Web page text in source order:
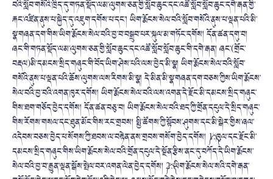
བའི་སློབ་གསོའི་ཁྲིད་དུ་གཏན་སྡོད་ལམ་ལུགས་ཅན་གྱི་སློབ་ཆུང་དང་འཚོ་སློབ་སློབ་ཆུང་དགེ་རྒན་གྱི་
རྐང་འཛིན་ནུས་པ་སྐྱེད་དུ་འཇུག་དགོས་པ་དང་། ཡིག་རྨོངས་སེལ་བའི་སློབ་གསོའི་ནུས་པ་ལྡན་པའི་མི་
སྣ་གཞན་དག་གིས་ཡིག་རྨོངས་སེལ་བའི་བྱ་བ་བསྒྲུབ་པར་སྐུལ་མ་གཏོང་དགོས། དོན་ཚན་དགུ་བ།
ཞང་གི་གཏན་སྡོད་ལམ་ལུགས་ཅན་གྱི་སློབ་ཆུང་དང་འཚོ་སློབ་སློབ་ཆུང་གི་དགེ་རྒན། ཞང་(གྲོང་
བརྡལ)མི་དམངས་སྲིད་གཞུང་གི་བོད་ཡིག་ཤེས་པའི་ལས་བྱེད་མི་སྣ། ཡིག་རྨོངས་སེལ་བའི་སློབ་
གསོའི་ནུས་པ་ལྡན་པའི་ཆོས་ལུགས་ལས་རིགས་མི་སྣ། དེ་མིན་མི་སྣ་གཞན་དག་བཅས་ཀྱིས་ཡིག་རྨོངས་
སེལ་བའི་བྱ་བའི་འགན་ཁུར་དགོས། ཡིག་རྨོངས་སེལ་བའི་ལས་འགན་དེ་རྫོང་མི་དམངས་སྲིད་གཞུང་
གིས་ཐག་གཅོད་བྱེད་དགོས། དོན་ཚན་བཅུ་བ། ཡིག་རྨོངས་སེལ་བའི་ཐད་ཀྱི་གྲོན་དངུལ་དེ་སྲིད་གཞུང་
གིས་རོགས་གསལ་དང་ཐུན་མོང་གིས་རང་གྲབས། སྤྱི་ཚོགས་ཀྱི་སྟོབས་ཤུགས་དང་མི་སྒེར་གྱིས་ཞལ་
འདེབས་བཅས་བྱེད་པ་སོགས་ཀྱི་ཐབས་ལ་བརྟེན་ནས་གྲབས་གསོག་བྱེད་དགོས། ༼1.༽ཁུལ་དང་རྫོང་མི་
དམངས་སྲིད་གཞུང་གིས་ཡིག་རྨོངས་སེལ་བའི་གྲོན་དངུལ་དེ་སྔོན་རྩིས་ནང་དུ་བཀོད་དེ་ཡིག་རྨོངས་
སེལ་བའི་བྱ་བ་རྒྱུན་ལྡན་སྒོས་སྤེལ་བར་འགན་ལེན་བྱེད་དགོས། ༼2.༽ཡིག་རྨོངས་སེལ་སའི་དགེ་རྒན་